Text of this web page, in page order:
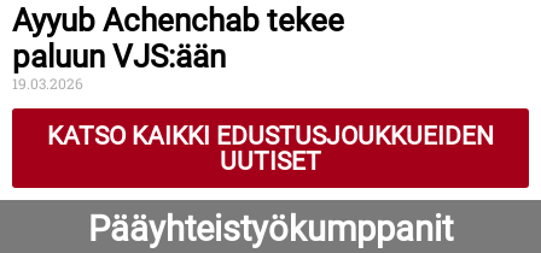
Ayyub Achenchab tekee
paluun VJS:ään
19.03.2026
KATSO KAIKKI EDUSTUSJOUKKUEIDEN
UUTISET
Pääyhteistyökumppanit